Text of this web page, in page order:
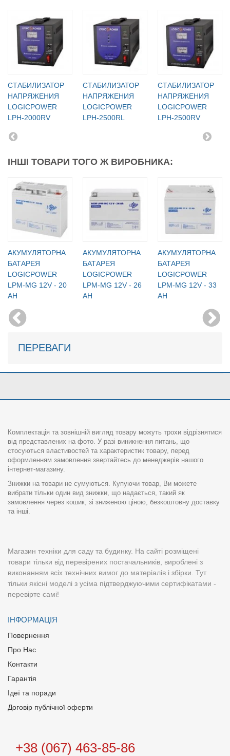
СТАБИЛИЗАТОР
НАПРЯЖЕНИЯ
LOGICPOWER
LPH-2000RV
СТАБИЛИЗАТОР
НАПРЯЖЕНИЯ
LOGICPOWER
LPH-2500RL
СТАБИЛИЗАТОР
НАПРЯЖЕНИЯ
LOGICPOWER
LPH-2500RV
ІНШІ ТОВАРИ ТОГО Ж ВИРОБНИКА:
АКУМУЛЯТОРНА
БАТАРЕЯ
LOGICPOWER
LPM-MG 12V - 20
AH
АКУМУЛЯТОРНА
БАТАРЕЯ
LOGICPOWER
LPM-MG 12V - 26
AH
АКУМУЛЯТОРНА
БАТАРЕЯ
LOGICPOWER
LPM-MG 12V - 33
AH
ПЕРЕВАГИ
Комплектація та зовнішній вигляд товару можуть трохи відрізнятися
від представлених на фото. У разі виникнення питань, що
стосуються властивостей та характеристик товару, перед
оформленням замовлення звертайтесь до менеджерів нашого
інтернет-магазину.
Знижки на товари не сумуються. Купуючи товар, Ви можете
вибрати тільки один вид знижки, що надається, такий як
замовлення через кошик, зі зниженою ціною, безкоштовну доставку
та інші.
Магазин техніки для саду та будинку. На сайті розміщені
товари тільки від перевірених постачальників, вироблені з
виконанням всіх технічних вимог до матеріалів і збірки. Тут
тільки якісні моделі з усіма підтверджуючими сертифікатами -
перевірте самі!
ІНФОРМАЦІЯ
Повернення
Про Нас
Контакти
Гарантія
Ідеї та поради
Договір публічної оферти
+38 (067) 463-85-86